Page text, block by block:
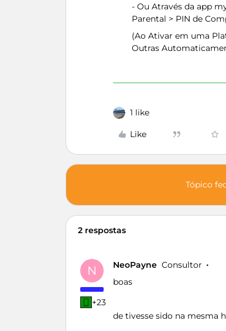
- Ou Através da app
Parental > PIN de
(Ao Ativar em uma
Outras
1 like
Like
Tópico
2 respostas
N
+23
NeoPayne Consultor
boas
de tivesse sido na mesma